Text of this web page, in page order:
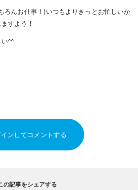
ろんお仕事！)いつもよりきっとお忙しいか
すよう！
い^^
インしてコメントする
の記事をシェアする